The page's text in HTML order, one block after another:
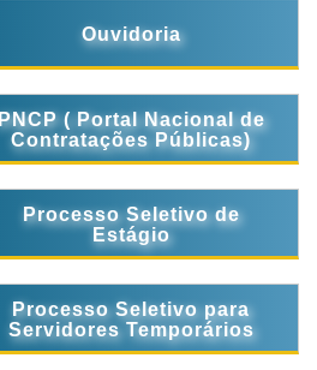
Ouvidoria
PNCP ( Portal Nacional de
Contratações Públicas)
Processo Seletivo de
Estágio
Processo Seletivo para
Servidores Temporários